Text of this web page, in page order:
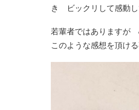
き ビックリして感動し
若輩者ではあります
このような感想を頂け